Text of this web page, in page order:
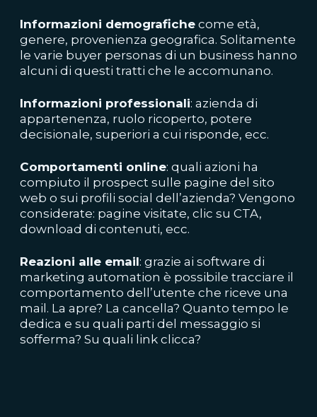
Informazioni demografiche come età,
genere, provenienza geografica. Solitamente
le varie buyer personas di un business hanno
alcuni di questi tratti che le accomunano.
Informazioni professionali: azienda di
appartenenza, ruolo ricoperto, potere
decisionale, superiori a cui risponde, ecc.
Comportamenti online: quali azioni ha
compiuto il prospect sulle pagine del sito
web o sui profili social dell’azienda? Vengono
considerate: pagine visitate, clic su CTA,
download di contenuti, ecc.
Reazioni alle email: grazie ai software di
marketing automation è possibile tracciare il
comportamento dell’utente che riceve una
mail. La apre? La cancella? Quanto tempo le
dedica e su quali parti del messaggio si
sofferma? Su quali link clicca?